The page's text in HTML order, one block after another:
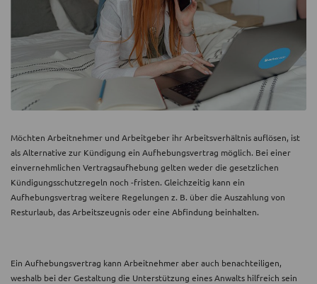
Möchten Arbeitnehmer und Arbeitgeber ihr Arbeitsverhältnis auflösen, ist
als Alternative zur Kündigung ein Aufhebungsvertrag möglich. Bei einer
einvernehmlichen Vertragsaufhebung gelten weder die gesetzlichen
Kündigungsschutzregeln noch -fristen. Gleichzeitig kann ein
Aufhebungsvertrag weitere Regelungen z. B. über die Auszahlung von
Resturlaub, das Arbeitszeugnis oder eine Abfindung beinhalten.
Ein Aufhebungsvertrag kann Arbeitnehmer aber auch benachteiligen,
weshalb bei der Gestaltung die Unterstützung eines Anwalts hilfreich sein